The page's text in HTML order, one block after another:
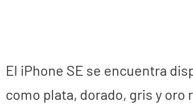
El iPhone SE se encuentra
como plata, dorado, gris y oro